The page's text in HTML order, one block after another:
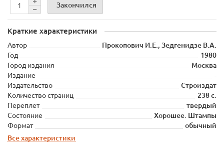
Закончился
Краткие характеристики
Автор
Прокопович И.Е., Зедгенидзе В.А.
Год
1980
Город издания
Москва
Издание
-
Издательство
Строиздат
Количество страниц
238 с.
Переплет
твердый
Состояние
Хорошее. Штампы
Формат
обычный
Все характеристики